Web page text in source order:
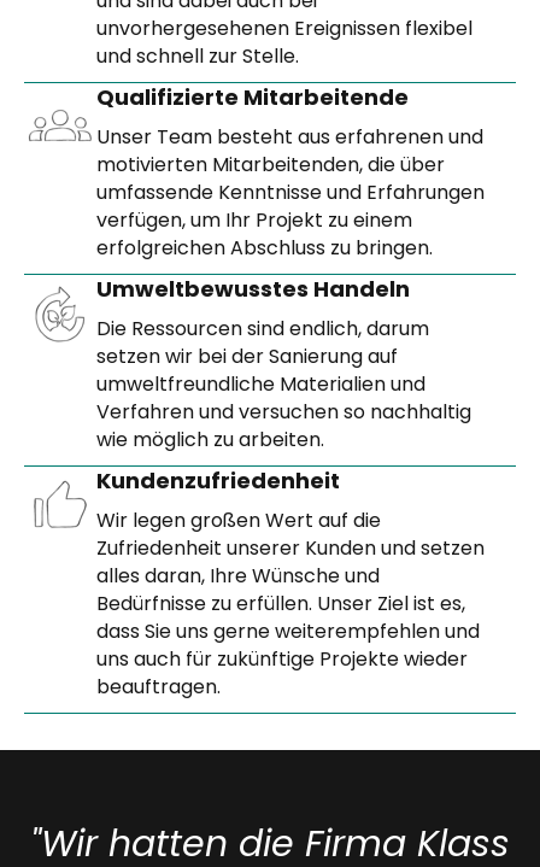
unvorhergesehenen Ereignissen flexibel
und schnell zur Stelle.
Qualifizierte Mitarbeitende
Unser Team besteht aus erfahrenen und
motivierten Mitarbeitenden, die über
umfassende Kenntnisse und Erfahrungen
verfügen, um Ihr Projekt zu einem
erfolgreichen Abschluss zu bringen.
Umwelt­bewusstes Handeln
Die Ressourcen sind endlich, darum
setzen wir bei der Sanierung auf
umweltfreundliche Materialien und
Verfahren und versuchen so nachhaltig
wie möglich zu arbeiten.
Kunden­­zufriedenheit
Wir legen großen Wert auf die
Zufriedenheit unserer Kunden und setzen
alles daran, Ihre Wünsche und
Bedürfnisse zu erfüllen. Unser Ziel ist es,
dass Sie uns gerne weiterempfehlen und
uns auch für zukünftige Projekte wieder
beauftragen.
"Wir hatten die Firma Klass